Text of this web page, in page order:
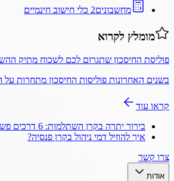
מחשבונים2 כלי חישוב חינמיים
מומלץ לקרוא
פוליסת החיסכון שתגרום לכם לשכוח מתיק
בשנים האחרונות פוליסות החיסכון מתחרות
קראו עוד
בירור יתרה בקרן השתלמות: 6 דרכים פשוטות לבדוק את היתרה שלך
איך להוזיל דמי ניהול בקרן פנסיה?
צרו קשר
אודות